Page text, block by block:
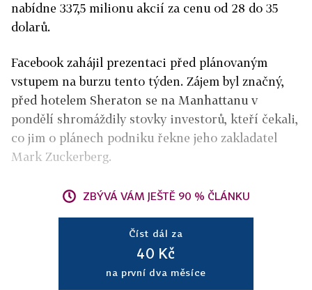
nabídne 337,5 milionu akcií za cenu od 28 do 35
dolarů.
Facebook zahájil prezentaci před plánovaným
vstupem na burzu tento týden. Zájem byl značný,
před hotelem Sheraton se na Manhattanu v
pondělí shromáždily stovky investorů, kteří čekali,
co jim o plánech podniku řekne jeho zakladatel
Mark Zuckerberg.
ZBÝVÁ VÁM JEŠTĚ 90 % ČLÁNKU
Číst dál za
40 Kč
na první dva měsíce